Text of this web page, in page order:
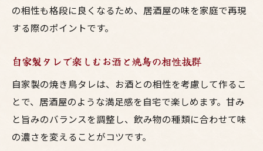
の相性も格段に良くなるため、居酒屋の味を家庭で再現
する際のポイントです。
自家製タレで楽しむお酒と焼鳥の相性抜群
自家製の焼き鳥タレは、お酒との相性を考慮して作るこ
とで、居酒屋のような満足感を自宅で楽しめます。甘み
と旨みのバランスを調整し、飲み物の種類に合わせて味
の濃さを変えることがコツです。